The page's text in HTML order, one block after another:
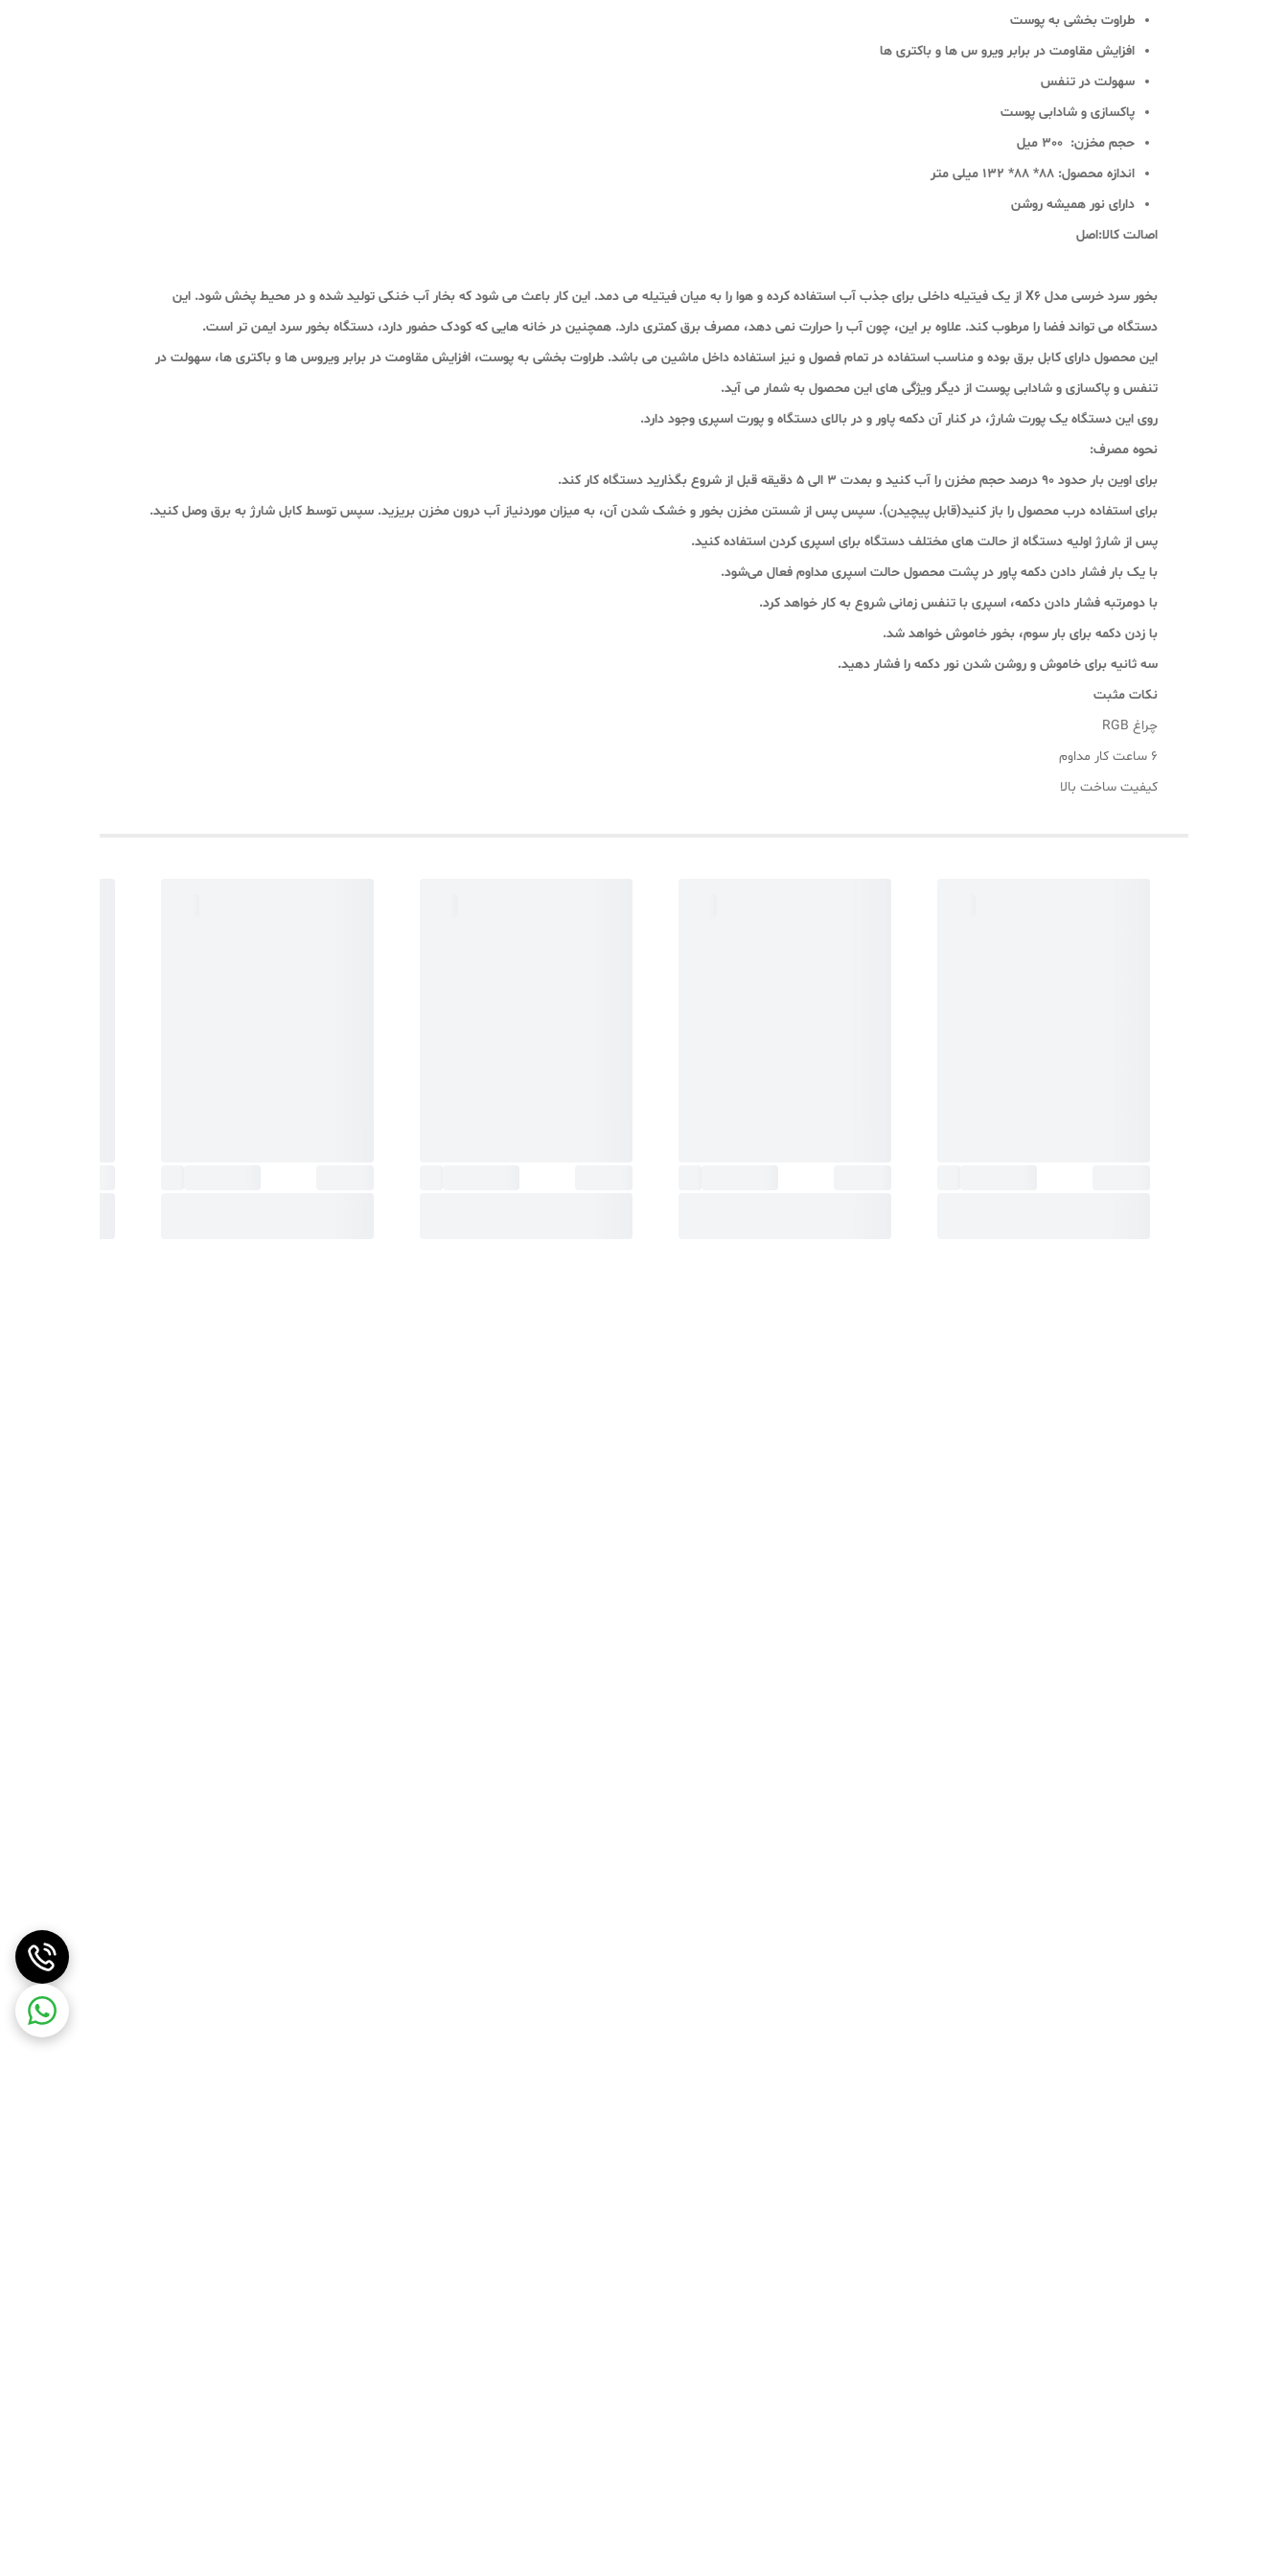
طراوت بخشی به پوست
افزایش مقاومت در برابر ویرو س ها و باکتری ها
سهولت در تنفس
پاکسازی و شادابی پوست
حجم مخزن: 300 میل
اندازه محصول: 88* 88* 132 میلی متر
دارای نور همیشه روشن
اصالت کالا:اصل
بخور سرد خرسی مدل X6 از یک فیتیله داخلی برای جذب آب استفاده کرده و هوا را به میان فیتیله می دمد. این کار باعث می شود که بخار آب خنکی تولید شده و در محیط پخش شود. این
دستگاه می تواند فضا را مرطوب کند. علاوه بر این، چون آب را حرارت نمی دهد، مصرف برق کمتری دارد. همچنین در خانه هایی که کودک حضور دارد، دستگاه بخور سرد ایمن تر است.
این محصول دارای کابل برق بوده و مناسب استفاده در تمام فصول و نیز استفاده داخل ماشین می باشد. طراوت بخشی به پوست، افزایش مقاومت در برابر ویروس ها و باکتری ها، سهولت در
تنفس و پاکسازی و شادابی پوست از دیگر ویژگی های این محصول به شمار می آید.
روی این دستگاه یک پورت شارژ، در کنار آن دکمه پاور و در بالای دستگاه و پورت اسپری وجود دارد.
نحوه مصرف:
برای اوین بار حدود 90 درصد حجم مخزن را آب کنید و بمدت 3 الی 5 دقیقه قبل از شروع بگذارید دستگاه کار کند.
برای استفاده درب محصول را باز کنید(قابل پیچیدن). سپس پس از شستن مخزن بخور و خشک شدن آن، به میزان موردنیاز آب درون مخزن بریزید. سپس توسط کابل شارژ به برق وصل کنید.
پس از شارژ اولیه دستگاه از حالت های مختلف دستگاه برای اسپری کردن استفاده کنید.
با یک بار فشار دادن دکمه پاور در پشت محصول حالت اسپری مداوم فعال می‌شود.
با دومرتبه فشار دادن دکمه، اسپری با تنفس زمانی شروع به کار خواهد کرد.
با زدن دکمه برای بار سوم، بخور خاموش خواهد شد.
سه ثانیه برای خاموش و روشن شدن نور دکمه را فشار دهید.
نکات مثبت
چراغ RGB
6 ساعت کار مداوم
کیفیت ساخت بالا